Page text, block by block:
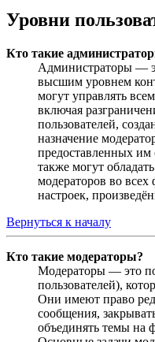
Уровни
Кто такие
Администраторы —
высшим уровнем
могут управлять
включая
пользователей,
назначение
предоставленных
также могут
модераторов во
настроек,
Вернуться к началу
Кто такие модераторы?
Модераторы — это
пользователей),
Они имеют право
сообщения,
объединять темы на